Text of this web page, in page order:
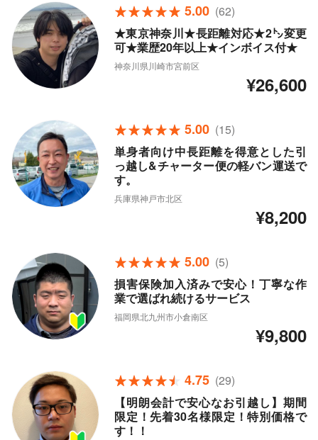
5.00 (62)
★東京神奈川★長距離対応★2㌧変更
可★業歴20年以上★インボイス付★
神奈川県川崎市宮前区
¥26,600
5.00 (15)
単身者向け中長距離を得意とした引
っ越し&チャーター便の軽バン運送で
す。
兵庫県神戸市北区
¥8,200
5.00 (5)
損害保険加入済みで安心！丁寧な作
業で選ばれ続けるサービス
福岡県北九州市小倉南区
¥9,800
4.75 (29)
【明朗会計で安心なお引越し】期間
限定！先着30名様限定！特別価格で
す！！